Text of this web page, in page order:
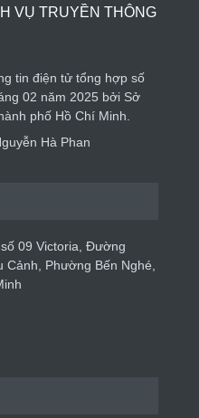
VỤ TRUYỀN THÔNG
tin điện tử tổng hợp số
02 năm 2025 bởi Sở
phố Hồ Chí Minh.
Hà Phan
09 Victoria, Đường
Cảnh, Phường Bến Nghé,